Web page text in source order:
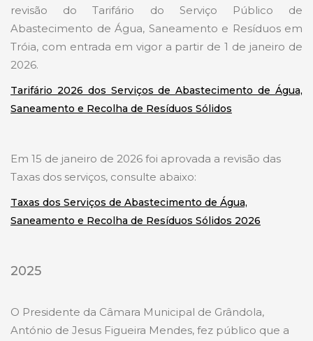
revisão do Tarifário do Serviço Público de
Abastecimento de Água, Saneamento e Resíduos em
Tróia, com entrada em vigor a partir de 1 de janeiro de
2026.
Tarifário 2026 dos Serviços de Abastecimento de Água,
Saneamento e Recolha de Resíduos Sólidos
Em 15 de janeiro de 2026 foi aprovada a revisão das
Taxas dos serviços, consulte abaixo:
Taxas dos Serviços de Abastecimento de Água,
Saneamento e Recolha de Resíduos Sólidos 2026
2025
O Presidente da Câmara Municipal de Grândola,
António de Jesus Figueira Mendes, fez público que a